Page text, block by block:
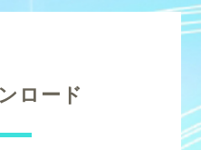
ロード